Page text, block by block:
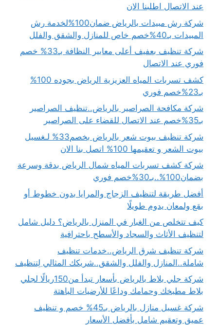
عند الاتصال اطلبنا الان
شركة رش مبيدات بالرياض ضمان100%لخدمة رش
المبيدات بـ40%خصم خاص للمنازل والشقق والفلل
شركة تنظيف بعفيف أعلى معايير النظافة بـ33% خصم
فوري عند الاتصال
كشف تسربات المياه العزيزية الرياض بجوده 100%
بـ23%خصم فوري
شركة مكافحة الصراصير بالرياض..تنظيف الصراصير
بـ35%خصم عند الاتصال للقضاء على الصراصير
شركة تنظيف بيوت شعر بالرياض بخصم33% لـغسيل
بيوت الشعر و تعقيمها 100% اتصل بنا الان
شركة كشف تسربات المياه شمال الرياض بدقة وسرعة
بضمان100%..بـ30%خصم فوري
أفضل طريقة لتنظيف الزجاج والمرايا بدون خطوط أو
بقع ولمعان يدوم طويلًا
كيف تتخلص من الغبار في المنزل بالرياض؟ دليل شامل
لتنظيف الأثاث والسجاد والأسطح باحترافية
شركة تنظيف شرق الرياض..خدمات تنظيف
شاملة..المنازل والفلل والشقق..شريكك المثالي لِتنظيف
شركة جلي بلاط بالرياض بأسعار تبدأ من150ريالًا لجلي
بلاط مطبخك وحمامك وداعًا للأرضيات الباهتة
شركة غسيل منازل بالرياض بـ45% خصم و تنظيف
عميق وتعقيم شامل بأفضل الأسعار